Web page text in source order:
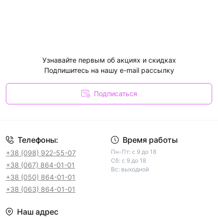
Узнавайте первым об акциях и скидках
Подпишитесь на нашу e-mail рассылку
Подписаться
Телефоны:
+38 (098) 922-55-07
+38 (067) 864-01-01
+38 (050) 864-01-01
+38 (063) 864-01-01
Время работы
Пн-Пт: с 9 до 18
Сб: с 9 до 18
Вс: выходной
Наш адрес